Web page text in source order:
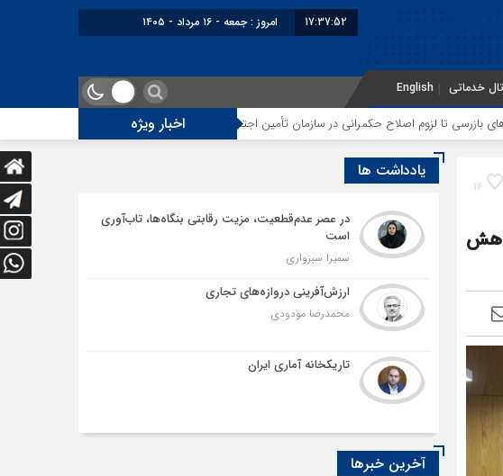
17:37:53 برابر با : Friday - 7 August - 2026
خدماتی English
اخبار ویژه حکمرانی در سازمان تأمین اجتماعی توقف‌های مرزی، هزینه‌های پنهان و ضعف مدیریت؛ زنگ
16
یادداشت ها
در عصر عدم‌قطعیت، مزیت رقابتی بنگاه‌ها، تاب‌آوری
است
سمیرا سبزواری
ارزش‌آفرینی دروازه‌های تجاری
محمدرضا مودودی
تاریکخانه آماری ایران
آخرین خبرها